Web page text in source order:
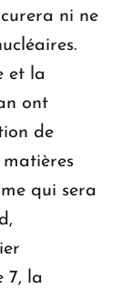
ni ne
et la
ont
de
matières
qui sera
7, la